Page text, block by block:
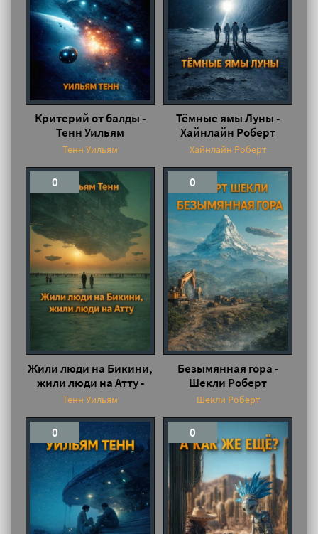
Критерий от балды -
Тенн Уильям
Тенн Уильям
Тёмные ямы Луны -
Хайнлайн Роберт
Хайнлайн Роберт
0
Жили люди на Бикини,
жили люди на Атту -
Тенн Уильям
Тенн Уильям
0
Безымянная гора -
Шекли Роберт
Шекли Роберт
0 0